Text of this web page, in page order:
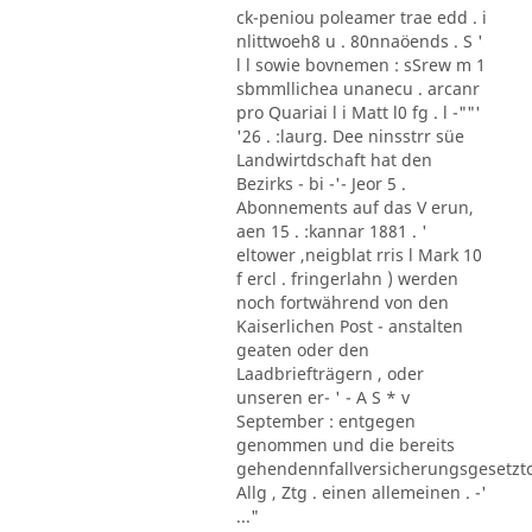
ck-peniou poleamer trae edd . i
nlittwoeh8 u . 80nnaöends . S '
l l sowie bovnemen : sSrew m 1
sbmmllichea unanecu . arcanr
pro Quariai l i Matt l0 fg . l -""'
'26 . :laurg. Dee ninsstrr süe
Landwirtdschaft hat den
Bezirks - bi -'- Jeor 5 .
Abonnements auf das V erun,
aen 15 . :kannar 1881 . '
eltower ,neigblat rris l Mark 10
f ercl . fringerlahn ) werden
noch fortwährend von den
Kaiserlichen Post - anstalten
geaten oder den
Laadbriefträgern , oder
unseren er- ' - A S * v
September : entgegen
genommen und die bereits
Allg , Ztg . einen allemeinen . -'
..."